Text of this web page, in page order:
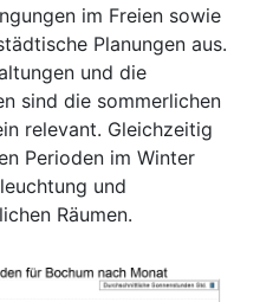
im Freien sowie
Planungen aus.
und die
sind die sommerlichen
relevant. Gleichzeitig
Perioden im Winter
und
Räumen.